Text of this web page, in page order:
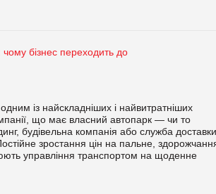
бізнес переходить до
із найскладніших і найвитратніших
що має власний автопарк — чи то
будівельна компанія або служба доставки,
зростання цін на пальне,
управління транспортом на щоденне